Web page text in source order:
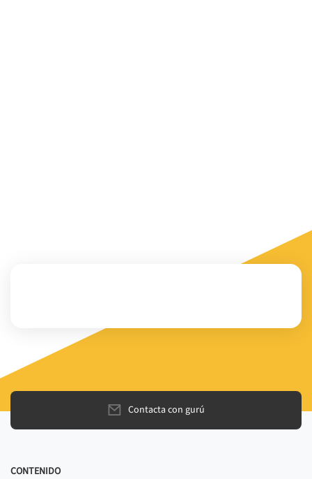
Contacta con gurú
CONTENIDO